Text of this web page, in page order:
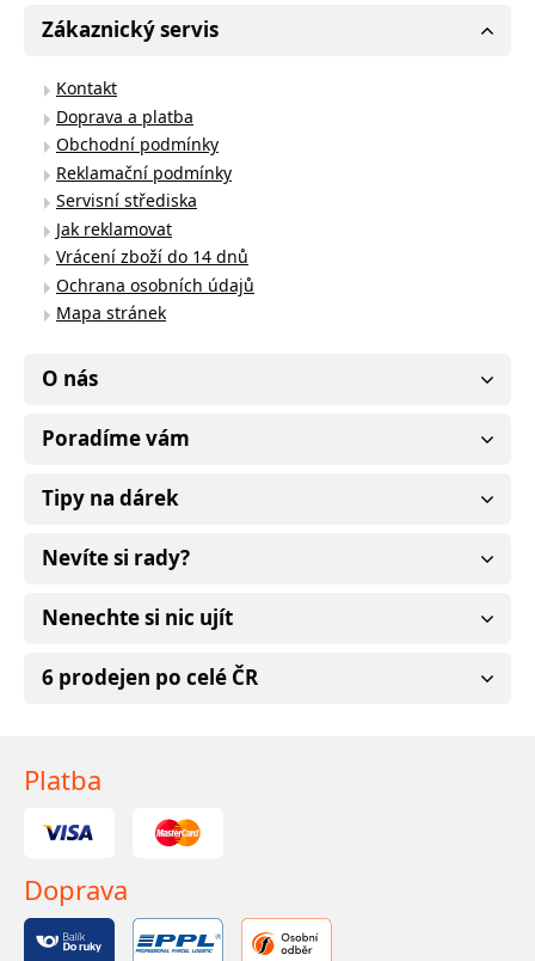
Zákaznický servis
Kontakt
Doprava a platba
Obchodní podmínky
Reklamační podmínky
Servisní střediska
Jak reklamovat
Vrácení zboží do 14 dnů
Ochrana osobních údajů
Mapa stránek
O nás
Poradíme vám
Tipy na dárek
Nevíte si rady?
Nenechte si nic ujít
6 prodejen po celé ČR
Platba
Doprava